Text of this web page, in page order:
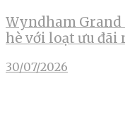
Wyndham Grand
hè với loạt ưu đãi
30/07/2026